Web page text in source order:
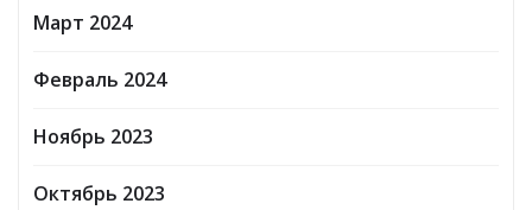
Март 2024
Февраль 2024
Ноябрь 2023
Октябрь 2023